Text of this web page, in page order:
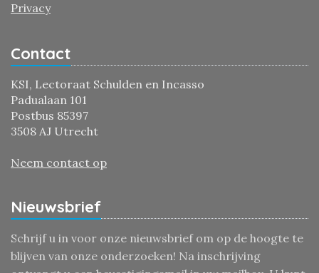
Privacy
Contact
KSI, Lectoraat Schulden en Incasso
Padualaan 101
Postbus 85397
3508 AJ Utrecht
Neem contact op
Nieuwsbrief
Schrijf u in voor onze nieuwsbrief om op de hoogte te
blijven van onze onderzoeken! Na inschrijving